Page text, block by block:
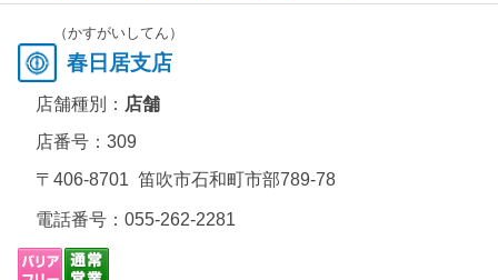
（かすがいしてん）
春日居支店
店舗種別： 店舗
店番号：309
〒406-8701 笛吹市石和町市部789-78
電話番号： 055-262-2281